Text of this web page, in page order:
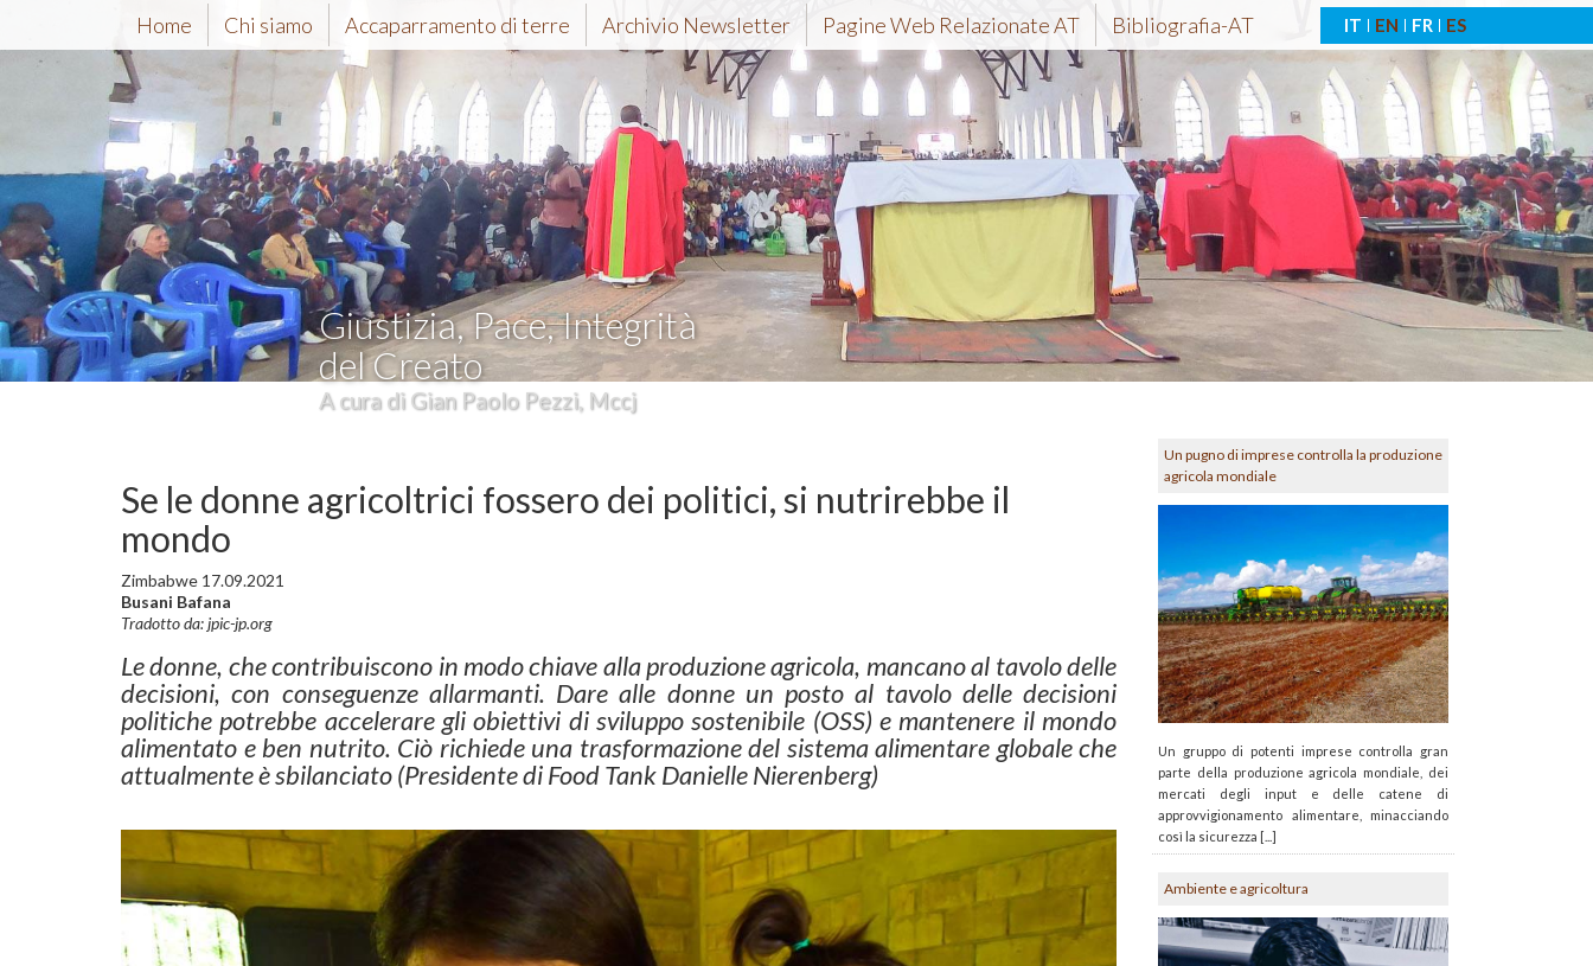
Home Chi siamo Accaparramento di terre Archivio Newsletter Pagine Web Relazionate AT Bibliografia-AT IT EN FR ES
Giustizia, Pace, Integrità
del Creato
A cura di Gian Paolo Pezzi, Mccj
Se le donne agricoltrici fossero dei politici, si nutrirebbe il
mondo
Zimbabwe 17.09.2021
Busani Bafana
Tradotto da: jpic-jp.org
Le donne, che contribuiscono in modo chiave alla produzione agricola, mancano al tavolo delle
decisioni, con conseguenze allarmanti. Dare alle donne un posto al tavolo delle decisioni
politiche potrebbe accelerare gli obiettivi di sviluppo sostenibile (OSS) e mantenere il mondo
alimentato e ben nutrito. Ciò richiede una trasformazione del sistema alimentare globale che
attualmente è sbilanciato (Presidente di Food Tank Danielle Nierenberg)
Un pugno di imprese controlla la produzione
agricola mondiale
Un gruppo di potenti imprese controlla gran
parte della produzione agricola mondiale, dei
mercati degli input e delle catene di
approvvigionamento alimentare, minacciando
così la sicurezza [...]
Ambiente e agricoltura